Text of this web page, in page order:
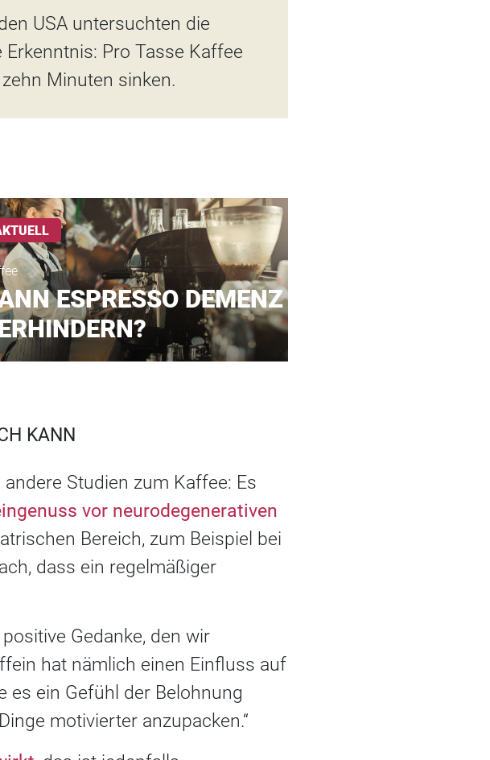
USA untersuchten die
Pro Tasse Kaffee
Minuten sinken.
ESPRESSO DEMENZ
KANN
Studien zum Kaffee: Es
vor neurodegenerativen
Bereich, zum Beispiel bei
dass ein regelmäßiger
Gedanke, den wir
hat nämlich einen Einfluss auf
es ein Gefühl der Belohnung
motivierter anzupacken.“